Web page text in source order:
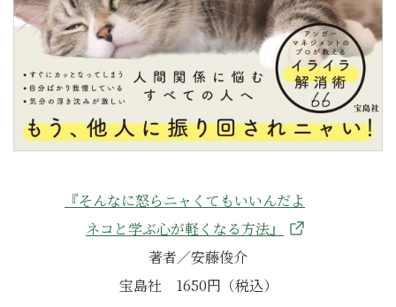
『そんなに怒らニャくてもいいんだよ
ネコと学ぶ心が軽くなる方法』
著者／安藤俊介
宝島社 1650円（税込）